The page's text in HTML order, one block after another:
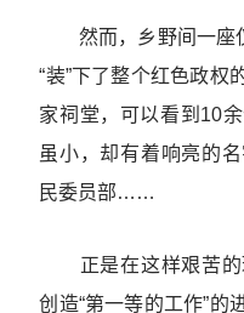
然而，乡野间一座
“装”下了整个红色政权
家祠堂，可以看到10
虽小，却有着响亮的
民委员部……
正是在这样艰苦的
创造“第一等的工作”的